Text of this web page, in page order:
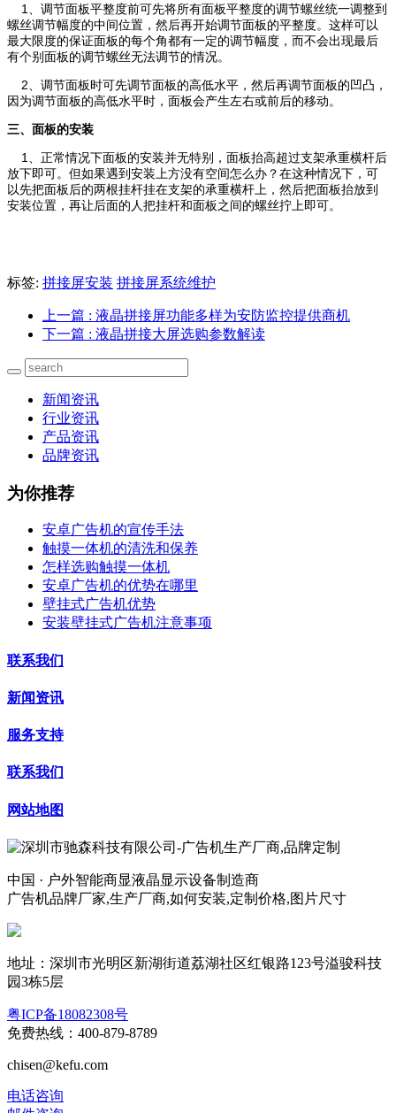
1、调节面板平整度前可先将所有面板平整度的调节螺丝统一调整到
螺丝调节幅度的中间位置，然后再开始调节面板的平整度。这样可以
最大限度的保证面板的每个角都有一定的调节幅度，而不会出现最后
有个别面板的调节螺丝无法调节的情况。
2、调节面板时可先调节面板的高低水平，然后再调节面板的凹凸，
因为调节面板的高低水平时，面板会产生左右或前后的移动。
三、面板的安装
1、正常情况下面板的安装并无特别，面板抬高超过支架承重横杆后
放下即可。但如果遇到安装上方没有空间怎么办？在这种情况下，可
以先把面板后的两根挂杆挂在支架的承重横杆上，然后把面板抬放到
安装位置，再让后面的人把挂杆和面板之间的螺丝拧上即可。
标签: 拼接屏安装 拼接屏系统维护
上一篇 : 液晶拼接屏功能多样为安防监控提供商机
下一篇 : 液晶拼接大屏选购参数解读
新闻资讯
行业资讯
产品资讯
品牌资讯
为你推荐
安卓广告机的宣传手法
触摸一体机的清洗和保养
怎样选购触摸一体机
安卓广告机的优势在哪里
壁挂式广告机优势
安装壁挂式广告机注意事项
联系我们
新闻资讯
服务支持
联系我们
网站地图
中国 · 户外智能商显液晶显示设备制造商
广告机品牌厂家,生产厂商,如何安装,定制价格,图片尺寸
地址：深圳市光明区新湖街道荔湖社区红银路123号溢骏科技
园3栋5层
粤ICP备18082308号
免费热线：400-879-8789
chisen@kefu.com
电话咨询